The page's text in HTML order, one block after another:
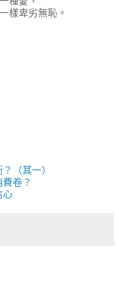
樣卑劣無恥。
（其一）
卷？
心